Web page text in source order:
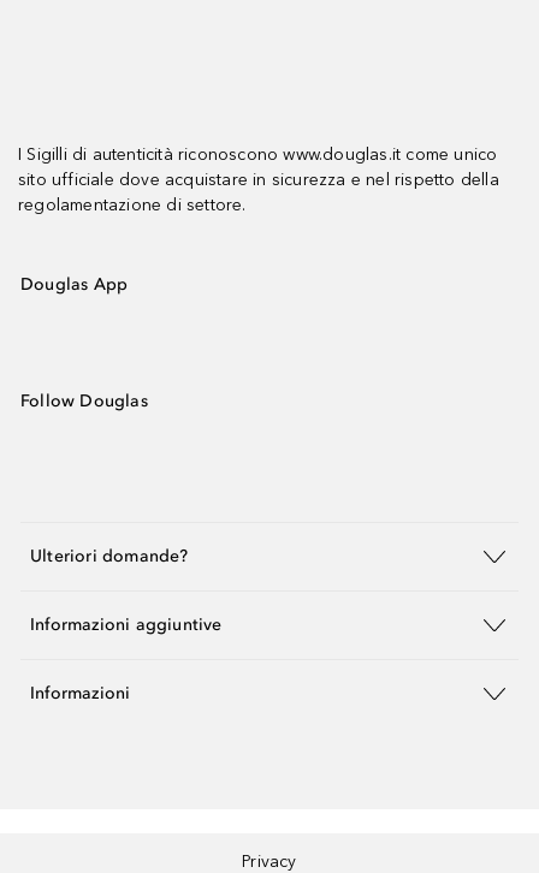
I Sigilli di autenticità riconoscono www.douglas.it come unico
sito ufficiale dove acquistare in sicurezza e nel rispetto della
regolamentazione di settore.
Douglas App
Follow Douglas
Ulteriori domande?
Informazioni aggiuntive
Informazioni
Privacy